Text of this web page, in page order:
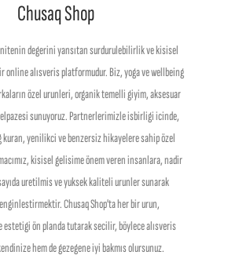
Chusaq Shop
degerini yansıtan surdurulebilirlik ve kisisel
online alısveris platformudur. Biz, yoga ve wellbeing
özel urunleri, organik temelli giyim, aksesuar
sunuyoruz. Partnerlerimizle isbirligi icinde,
kuran, yenilikci ve benzersiz hikayelere sahip özel
kisisel gelisime önem veren insanlara, nadir
uretilmis ve yuksek kaliteli urunler sunarak
Chusaq Shop'ta her bir urun,
ön planda tutarak secilir, böylece alısveris
hem de gezegene iyi bakmıs olursunuz.